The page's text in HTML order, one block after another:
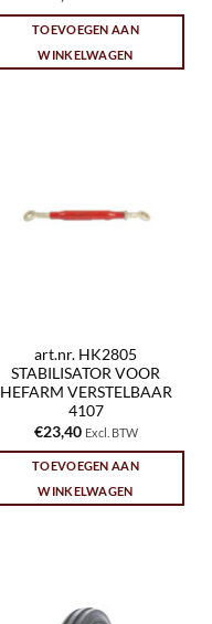
TOEVOEGEN AAN
WINKELWAGEN
art.nr. HK2805
STABILISATOR VOOR
HEFARM VERSTELBAAR
4107
€23,40 Excl. BTW
TOEVOEGEN AAN
WINKELWAGEN